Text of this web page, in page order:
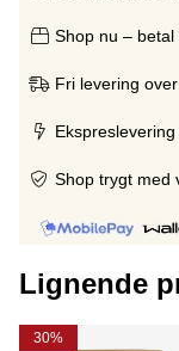
Shop nu –
Fri levering
Shop trygt med
Lignende
30%